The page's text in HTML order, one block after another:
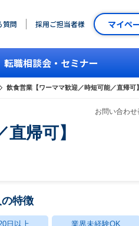
質問 採用ご担当者様 マイペ
転職相談会・セミナー
飲食営業【ワーママ歓迎／時短可能／直帰可
お問い合わ
帰可】
特徴
日以上 業界未経験OK